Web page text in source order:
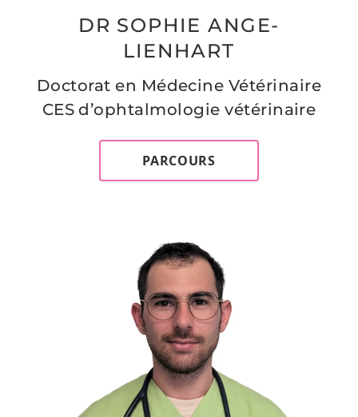
DR SOPHIE ANGE-
LIENHART
Doctorat en Médecine Vétérinaire
CES d’ophtalmologie vétérinaire
PARCOURS